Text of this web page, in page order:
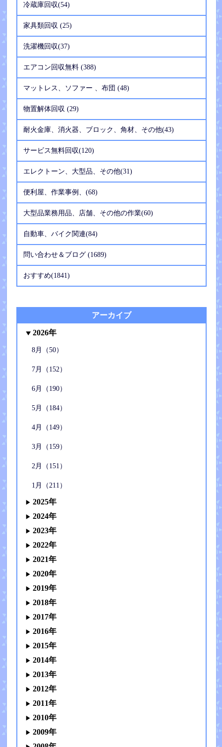
冷蔵庫回収(54)
家具類回収 (25)
洗濯機回収(37)
エアコン回収無料 (388)
マットレス、ソファー 、布団 (48)
物置解体回収 (29)
耐火金庫、消火器、ブロック、角材、その他(43)
サービス無料回収(120)
エレクトーン、大型品、その他(31)
便利屋、作業事例、(68)
大型品業務用品、店舗、その他の作業(60)
自動車、バイク関連(84)
問い合わせ＆ブログ (1689)
おすすめ(1841)
アーカイブ
2026年
8月（50）
7月（152）
6月（190）
5月（184）
4月（149）
3月（159）
2月（151）
1月（211）
2025年
2024年
2023年
2022年
2021年
2020年
2019年
2018年
2017年
2016年
2015年
2014年
2013年
2012年
2011年
2010年
2009年